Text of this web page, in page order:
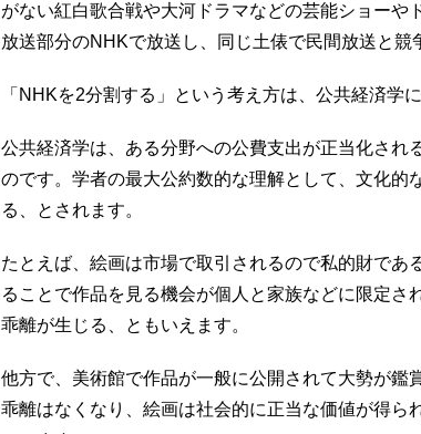
がない紅白歌合戦や大河ドラマなどの芸能ショーや
放送部分のNHKで放送し、同じ土俵で民間放送と競
「NHKを2分割する」という考え方は、公共経済学
公共経済学は、ある分野への公費支出が正当化され
のです。学者の最大公約数的な理解として、文化的
る、とされます。
たとえば、絵画は市場で取引されるので私的財であ
ることで作品を見る機会が個人と家族などに限定さ
乖離が生じる、ともいえます。
他方で、美術館で作品が一般に公開されて大勢が鑑
乖離はなくなり、絵画は社会的に正当な価値が得ら